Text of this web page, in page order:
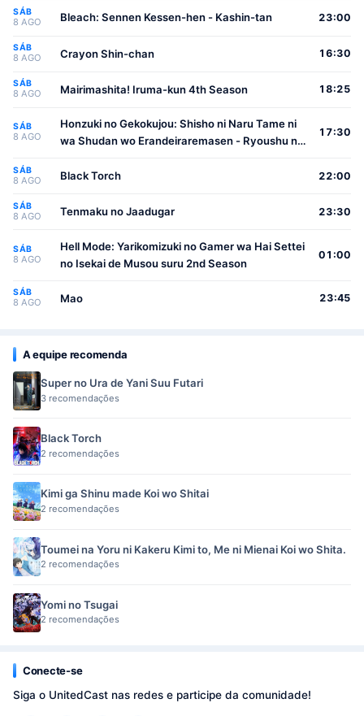
SÁB
8 AGO Bleach: Sennen Kessen-hen - Kashin-tan 23:00
SÁB
8 AGO Crayon Shin-chan 16:30
SÁB
8 AGO Mairimashita! Iruma-kun 4th Season 18:25
SÁB
8 AGO
Honzuki no Gekokujou: Shisho ni Naru Tame ni
wa Shudan wo Erandeiraremasen - Ryoushu no
17:30
SÁB
8 AGO Black Torch 22:00
SÁB
8 AGO Tenmaku no Jaadugar 23:30
SÁB
8 AGO
Hell Mode: Yarikomizuki no Gamer wa Hai Settei
no Isekai de Musou suru 2nd Season
01:00
SÁB
8 AGO Mao 23:45
A equipe recomenda
Super no Ura de Yani Suu Futari
3 recomendações
Black Torch
2 recomendações
Kimi ga Shinu made Koi wo Shitai
2 recomendações
Toumei na Yoru ni Kakeru Kimi to, Me ni Mienai Koi wo Shita.
2 recomendações
Yomi no Tsugai
2 recomendações
Conecte-se
Siga o UnitedCast nas redes e participe da comunidade!